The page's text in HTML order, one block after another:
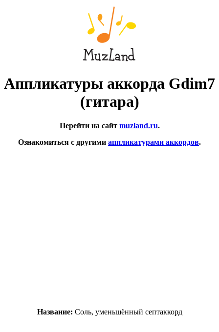
Аппликатуры аккорда Gdim7
(гитара)
Перейти на сайт muzland.ru.
Ознакомиться с другими аппликатурами аккордов.
Название: Соль, уменьшённый септаккорд